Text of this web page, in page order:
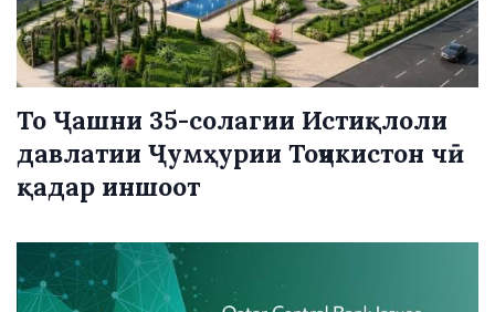
То Ҷашни 35-солагии Истиқлоли
давлатии Ҷумҳурии Тоҷикистон чӣ
қадар иншоот